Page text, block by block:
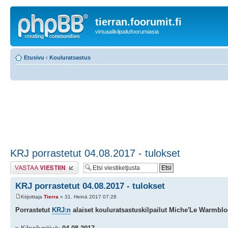
tierran.foorumit.fi
virtuaalikilpailufoorumiasia
Etusivu ‹ Kouluratsastus
KRJ porrastetut 04.08.2017 - tulokset
Lähetä vastaus
KRJ porrastetut 04.08.2017 - tulokset
Kirjoittaja Tierra » 31. Heinä 2017 07:28
Porrastetut KRJ:n alaiset kouluratsastuskilpailut Miche'Le